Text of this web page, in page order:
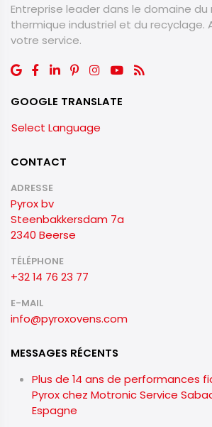
Entreprise leader dans le domaine
thermique industriel et du recyclage.
votre service.
GOOGLE TRANSLATE
Select Language
CONTACT
ADRESSE
Pyrox bv
Steenbakkersdam 7a
2340 Beerse
TÉLÉPHONE
+32 14 76 23 77
E-MAIL
info@pyroxovens.com
MESSAGES RÉCENTS
Plus de 14 ans de performances
Pyrox chez Motronic Service
Espagne